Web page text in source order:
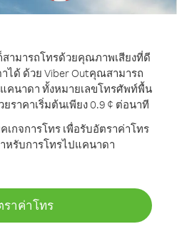
ามารถโทรด้วยคุณภาพเสียงที่ดี
ได้ ด้วย Viber Outคุณสามารถ
คนาดา ทั้งหมายเลขโทรศัพท์พื้น
ราคาเริ่มต้นเพียง 0.9 ¢ ต่อนาที
กจการโทร เพื่อรับอัตราค่าโทร
หรับการโทรไปแคนาดา
ราค่าโทร